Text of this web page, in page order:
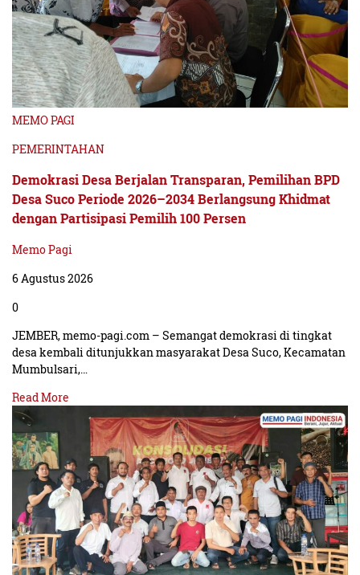
MEMO PAGI
PEMERINTAHAN
Demokrasi Desa Berjalan Transparan, Pemilihan BPD
Desa Suco Periode 2026–2034 Berlangsung Khidmat
dengan Partisipasi Pemilih 100 Persen
Memo Pagi
6 Agustus 2026
0
JEMBER, memo-pagi.com – Semangat demokrasi di tingkat
desa kembali ditunjukkan masyarakat Desa Suco, Kecamatan
Mumbulsari,…
Read More